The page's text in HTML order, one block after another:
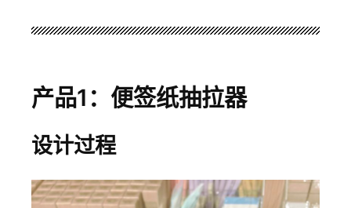
产品1：便签纸抽拉器
设计过程